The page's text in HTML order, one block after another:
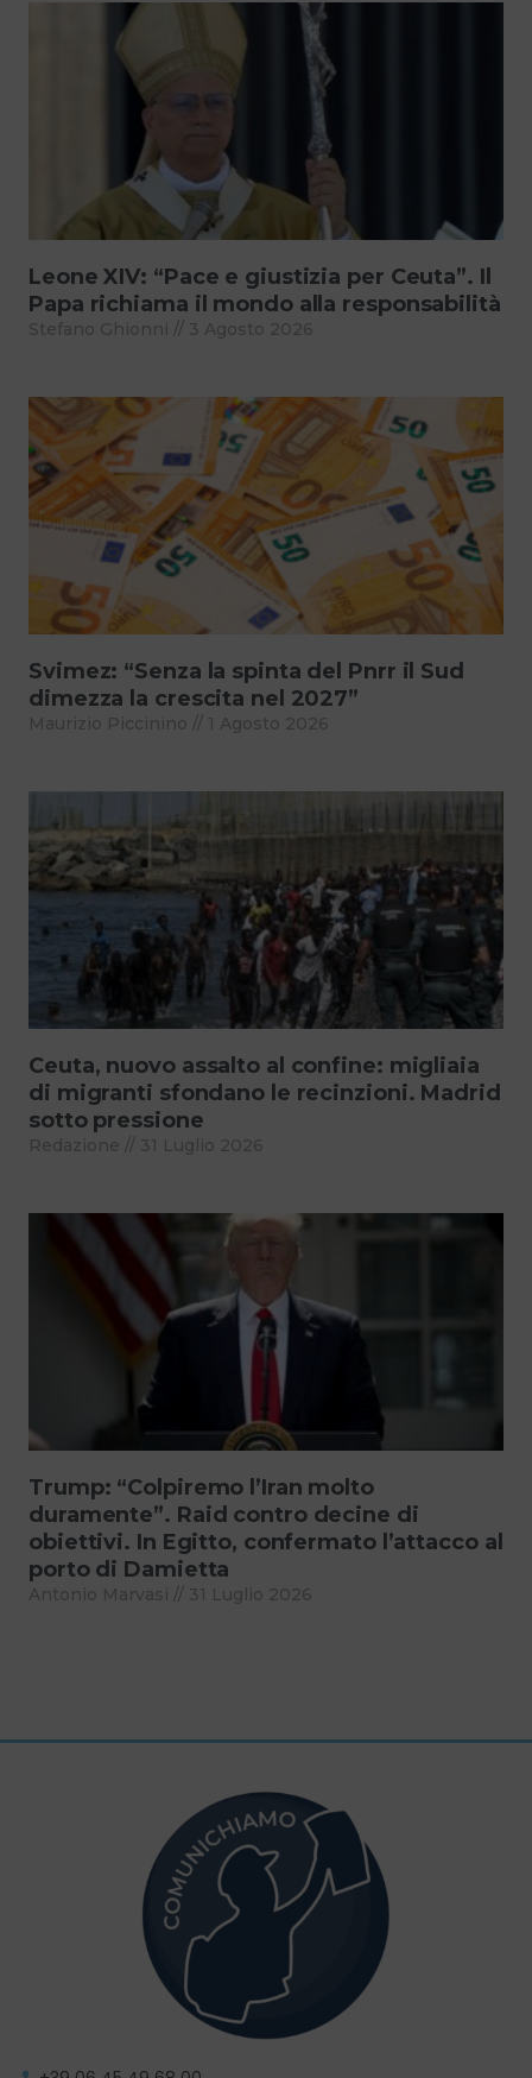
Leone XIV: “Pace e giustizia per Ceuta”. Il
Papa richiama il mondo alla responsabilità
Stefano Ghionni 3 Agosto 2026
Svimez: “Senza la spinta del Pnrr il Sud
dimezza la crescita nel 2027”
Maurizio Piccinino 1 Agosto 2026
Ceuta, nuovo assalto al confine: migliaia
di migranti sfondano le recinzioni. Madrid
sotto pressione
Redazione 31 Luglio 2026
Trump: “Colpiremo l’Iran molto
duramente”. Raid contro decine di
obiettivi. In Egitto, confermato l’attacco al
porto di Damietta
Antonio Marvasi 31 Luglio 2026